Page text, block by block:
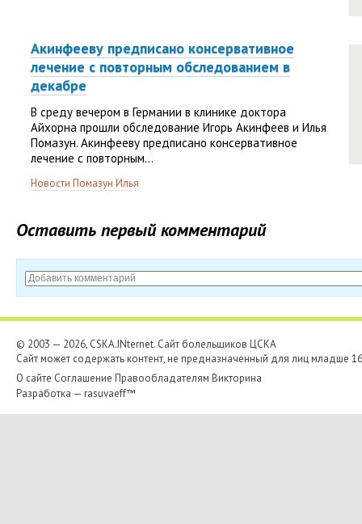
Акинфееву предписано консервативное
лечение с повторным обследованием в
декабре
В среду вечером в Германии в клинике доктора
Айхорна прошли обследование Игорь Акинфеев и Илья
Помазун. Акинфееву предписано консервативное
лечение с повторным...
Новости Помазун Илья
Оставить первый комментарий
© 2003 — 2026, CSKA.INternet. Cайт болельщиков ЦСКА
Сайт может содержать контент, не предназначенный для лиц младше
О сайте Соглашение Правообладателям Викторина
Разработка — rasuvaeff™